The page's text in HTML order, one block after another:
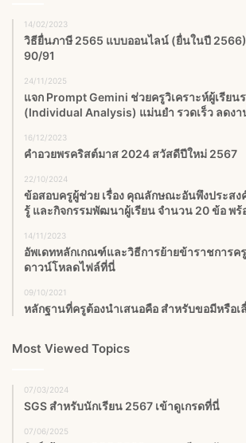
14/02/2023
วิธียื่นภาษี 2565 แบบออนไลน์ (ยื่นในปี
90/91
24/11/2025
แจก Prompt Gemini ช่วยครูวิเคราะห์ผู้เรียน
(Individual Analysis) แม่นยำ รวดเร็ว ลดงา
16/12/2023
คำอวยพรคริสต์มาส 2024 สวัสดีปีใหม่ 2567
22/10/2024
ข้อสอบครูผู้ช่วย เรื่อง คุณลักษณะอันพึงประสง
รู้ และกิจกรรมพัฒนาผู้เรียน จำนวน 20 ข้อ พร้
14/11/2023
อัพเดทหลักเกณฑ์และวิธีการย้ายข้าราชการค
ดาวน์โหลดไฟล์ที่นี่
09/10/2021
หลักฐานที่ครูต้องนำเสนอคือ สำหรับขอมีหรือเ
Most Viewed Topics
07/03/2024
SGS สําหรับนักเรียน 2567 เข้าดูเกรดที่นี่
07/06/2025